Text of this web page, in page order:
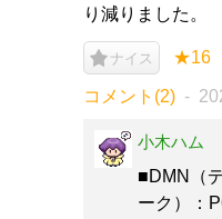
り減りました。
ナイス ★16
コメント(2)
小木ハム
■DMN（
ーク）：